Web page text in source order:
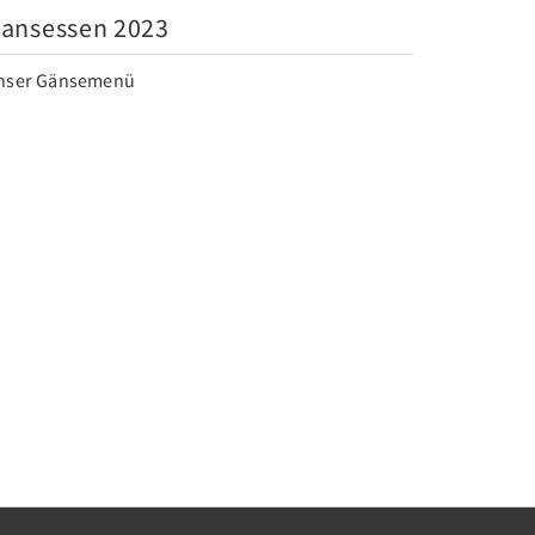
2023
Gänsemenü